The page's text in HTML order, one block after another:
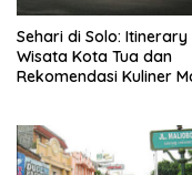
Sehari di Solo: Itinerary
Wisata Kota Tua dan
Rekomendasi Kuliner